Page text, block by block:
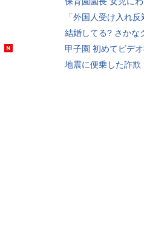
「外国人受け入れ
結婚してる? さかな
甲子園 初めてビデ
地震に便乗した詐欺